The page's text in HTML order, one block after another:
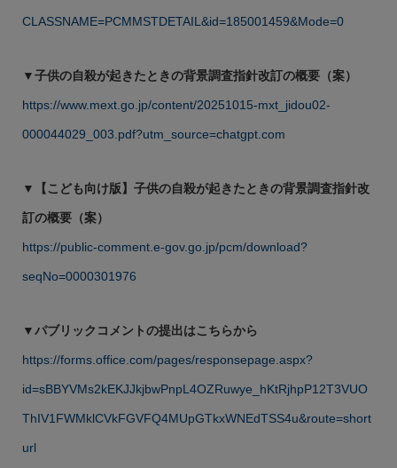
CLASSNAME=PCMMSTDETAIL&id=185001459&Mode=0
▼子供の自殺が起きたときの背景調査指針改訂の概要（案）
https://www.mext.go.jp/content/20251015-mxt_jidou02-
000044029_003.pdf?utm_source=chatgpt.com
▼【こども向け版】子供の自殺が起きたときの背景調査指針改
訂の概要（案）
https://public-comment.e-gov.go.jp/pcm/download?
seqNo=0000301976
▼パブリックコメントの提出はこちらから
https://forms.office.com/pages/responsepage.aspx?
id=sBBYVMs2kEKJJkjbwPnpL4OZRuwye_hKtRjhpP12T3VUO
ThIV1FWMklCVkFGVFQ4MUpGTkxWNEdTSS4u&route=short
url